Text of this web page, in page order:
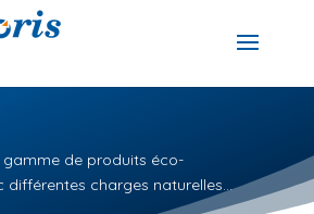
gamme de produits éco-
différentes charges naturelles…